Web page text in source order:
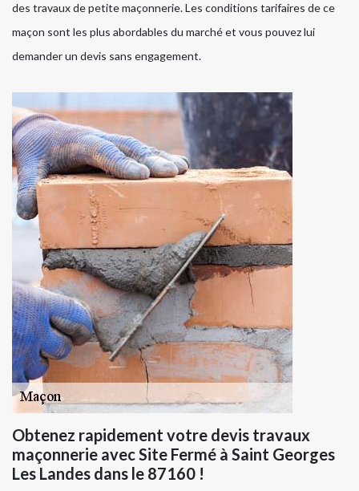
des travaux de petite maçonnerie. Les conditions tarifaires de ce
maçon sont les plus abordables du marché et vous pouvez lui
demander un devis sans engagement.
Obtenez rapidement votre devis travaux
maçonnerie avec Site Fermé à Saint Georges
Les Landes dans le 87160 !